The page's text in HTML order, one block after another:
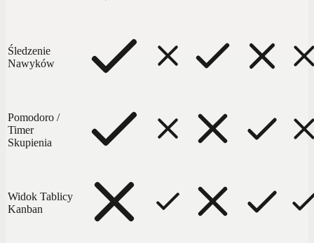
Śledzenie
Nawyków
Pomodoro /
Timer
Skupienia
Widok Tablicy
Kanban